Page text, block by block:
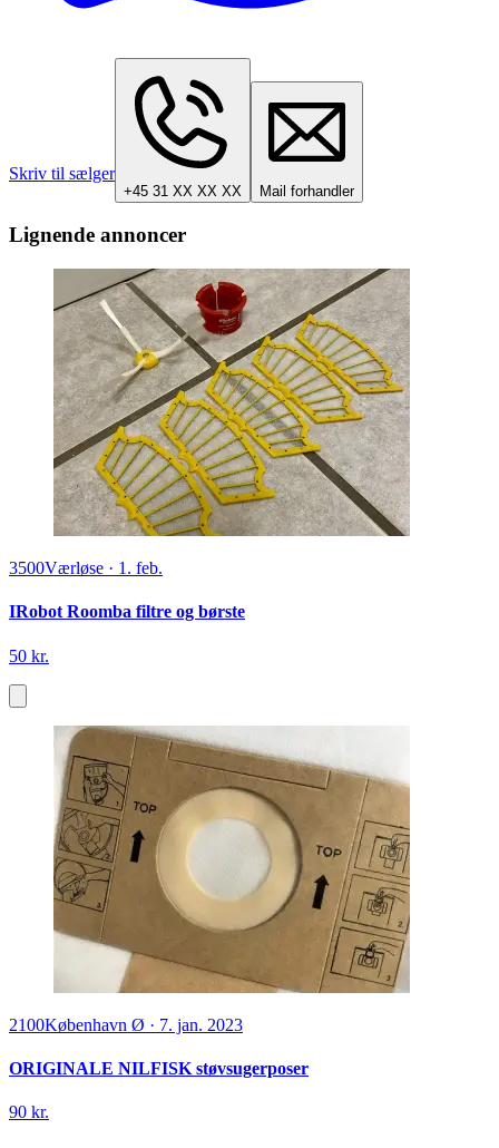
Skriv til sælger
+45 31 XX XX XX Mail forhandler
Lignende annoncer
3500Værløse · 1. feb.
IRobot Roomba filtre og børste
50 kr.
2100København Ø · 7. jan. 2023
ORIGINALE NILFISK støvsugerposer
90 kr.